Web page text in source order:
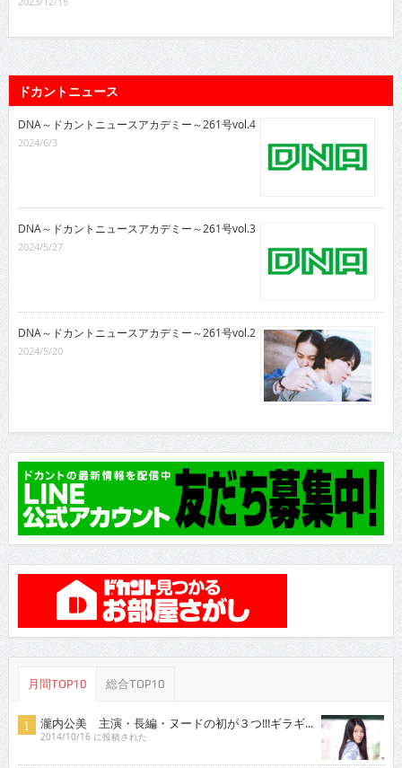
ドカントニュース
DNA～ドカントニュースアカデミー～261号vol.4
2024/6/3
DNA～ドカントニュースアカデミー～261号vol.3
2024/5/27
DNA～ドカントニュースアカデミー～261号vol.2
2024/5/20
月間TOP10 総合TOP10
瀧内公美 主演・長編・ヌードの初が３つ!!!ギラギ...
2014/10/16 に投稿された